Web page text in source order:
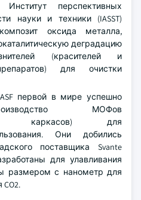
перспективных
науки и техники (IASST)
оксида металла,
деградацию
(красителей и
для очистки
первой в мире успешно
МОФов
каркасов) для
Они добились
поставщика Svante
для улавливания
размером с нанометр для